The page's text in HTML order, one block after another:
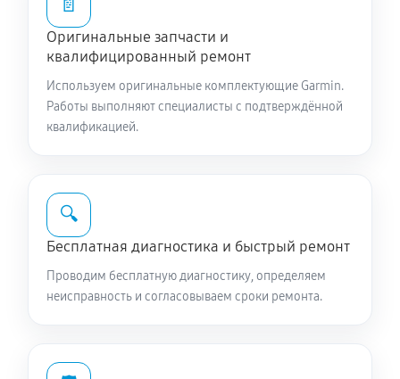
📄
Оригинальные запчасти и
квалифицированный ремонт
Используем оригинальные комплектующие Garmin.
Работы выполняют специалисты с подтверждённой
квалификацией.
🔍
Бесплатная диагностика и быстрый ремонт
Проводим бесплатную диагностику, определяем
неисправность и согласовываем сроки ремонта.